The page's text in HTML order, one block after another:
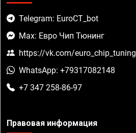
Telegram: EuroCT_bot
Max: Евро Чип Тюнинг
https://vk.com/euro_chip_tuning
WhatsApp: +79317082148
+7 347 258-86-97
Правовая информация